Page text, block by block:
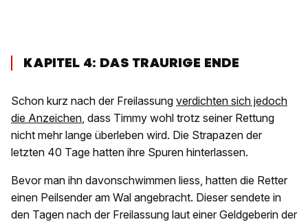
KAPITEL 4: DAS TRAURIGE ENDE
Schon kurz nach der Freilassung verdichten sich jedoch
die Anzeichen , dass Timmy wohl trotz seiner Rettung
nicht mehr lange überleben wird. Die Strapazen der
letzten 40 Tage hatten ihre Spuren hinterlassen.
Bevor man ihn davonschwimmen liess, hatten die Retter
einen Peilsender am Wal angebracht. Dieser sendete in
den Tagen nach der Freilassung laut einer Geldgeberin der